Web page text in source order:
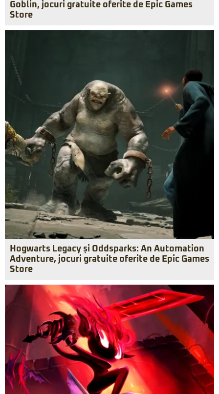
Goblin, jocuri gratuite oferite de Epic Games
Store
Hogwarts Legacy și Oddsparks: An Automation
Adventure, jocuri gratuite oferite de Epic Games
Store